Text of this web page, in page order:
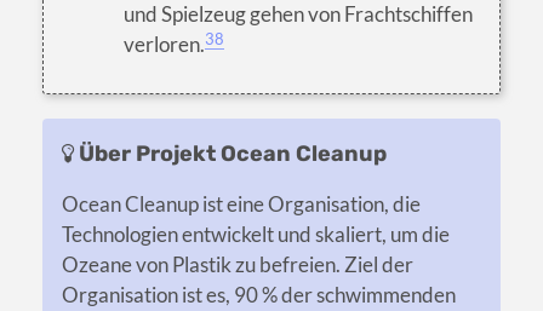
und Spielzeug gehen von Frachtschiffen
verloren.38
Über Projekt Ocean Cleanup
Ocean Cleanup ist eine Organisation, die
Technologien entwickelt und skaliert, um die
Ozeane von Plastik zu befreien. Ziel der
Organisation ist es, 90 % der schwimmenden